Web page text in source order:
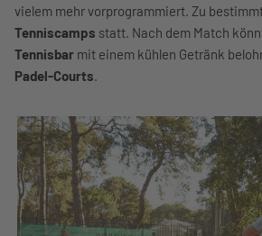
vielem mehr vorprogrammiert. Zu
Tenniscamps statt. Nach dem Match
Tennisbar mit einem kühlen Getränk
Padel-Courts.